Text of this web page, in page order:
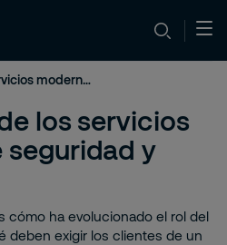
Qué esperar de los servicios modernos de seguridad y vigilancia
los servicios
seguridad y
cómo ha evolucionado el rol del
deben exigir los clientes de un